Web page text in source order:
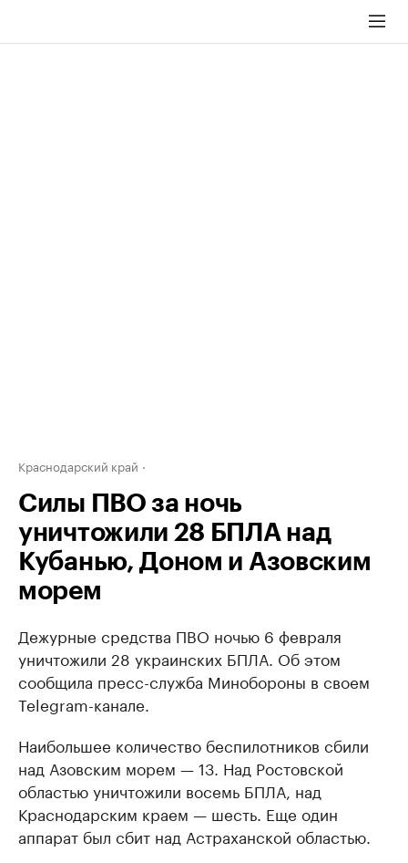
Краснодарский край
Силы ПВО за ночь
уничтожили 28 БПЛА над
Кубанью, Доном и Азовским
морем
Дежурные средства ПВО ночью 6 февраля
уничтожили 28 украинских БПЛА. Об этом
сообщила пресс-служба Минобороны в своем
Telegram-канале.
Наибольшее количество беспилотников сбили
над Азовским морем — 13. Над Ростовской
областью уничтожили восемь БПЛА, над
Краснодарским краем — шесть. Еще один
аппарат был сбит над Астраханской областью.